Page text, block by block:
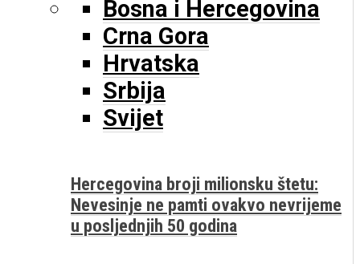
Bosna i Hercegovina
Crna Gora
Hrvatska
Srbija
Svijet
Hercegovina broji milionsku štetu:
Nevesinje ne pamti ovakvo nevrijeme
u posljednjih 50 godina